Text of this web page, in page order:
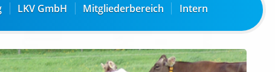
LKV GmbH Mitgliederbereich Intern